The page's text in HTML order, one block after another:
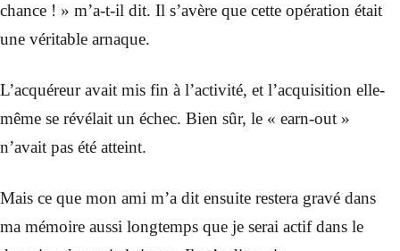
chance ! » m’a-t-il dit. Il s’avère que cette opération était
une véritable arnaque.
L’acquéreur avait mis fin à l’activité, et l’acquisition elle-
même se révélait un échec. Bien sûr, le « earn-out »
n’avait pas été atteint.
Mais ce que mon ami m’a dit ensuite restera gravé dans
ma mémoire aussi longtemps que je serai actif dans le